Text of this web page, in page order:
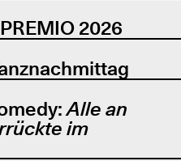
2026
Alle an
im